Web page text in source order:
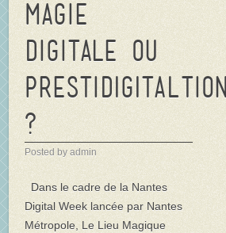
Magie
Digitale ou
PrestiDIGITALtion
?
Posted by admin
Dans le cadre de la Nantes
Digital Week lancée par Nantes
Métropole, Le Lieu Magique